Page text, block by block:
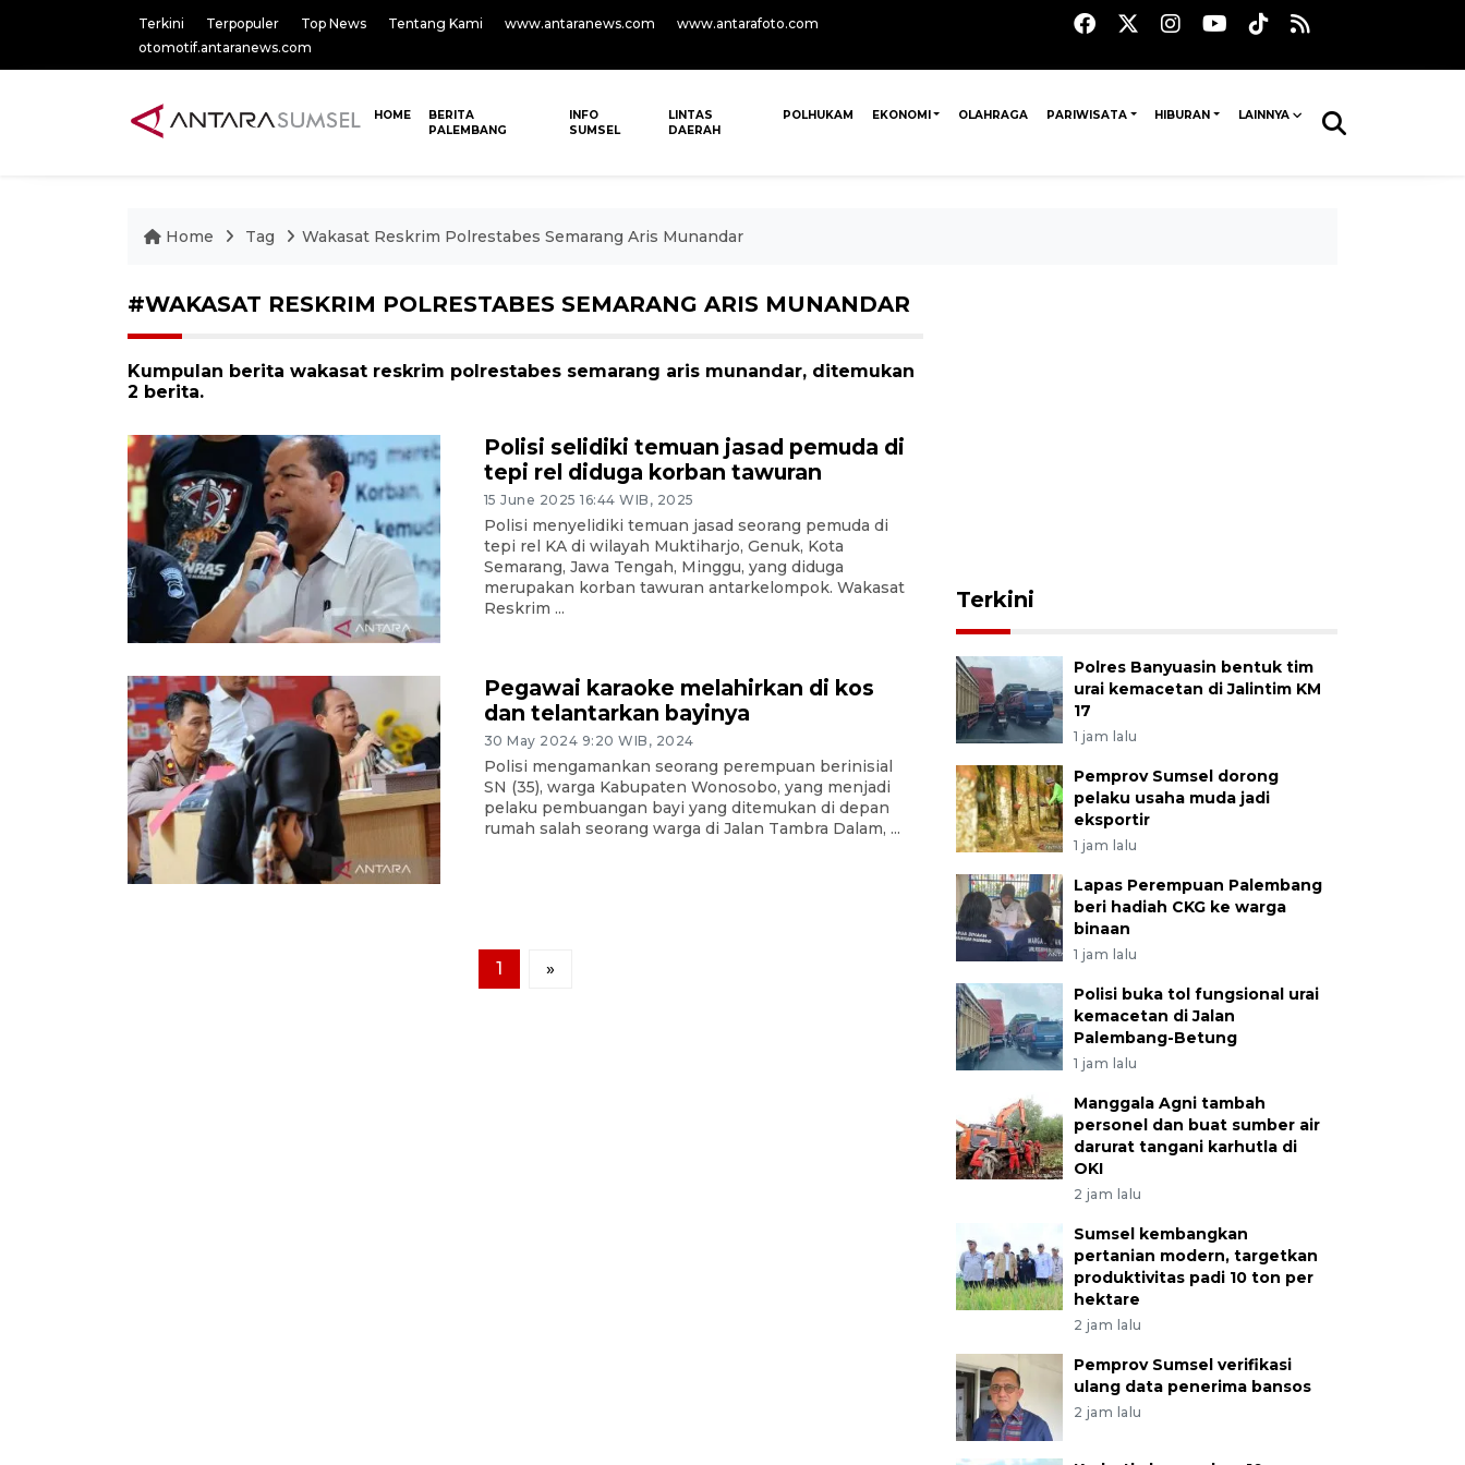
Terkini Terpopuler Top News Tentang Kami www.antaranews.com
www.antarafoto.com
otomotif.antaranews.com
HOME
BERITA
PALEMBANG
INFO
SUMSEL
LINTAS
DAERAH
POLHUKAM EKONOMI OLAHRAGA PARIWISATA HIBURAN LAINNYA
Home Tag Wakasat Reskrim Polrestabes Semarang Aris Munandar
#WAKASAT RESKRIM POLRESTABES SEMARANG ARIS MUNANDAR
Kumpulan berita wakasat reskrim polrestabes semarang aris munandar, ditemukan
2 berita.
Polisi selidiki temuan jasad pemuda di
tepi rel diduga korban tawuran
15 June 2025 16:44 WIB, 2025
Polisi menyelidiki temuan jasad seorang pemuda di
tepi rel KA di wilayah Muktiharjo, Genuk, Kota
Semarang, Jawa Tengah, Minggu, yang diduga
merupakan korban tawuran antarkelompok. Wakasat
Reskrim ...
Pegawai karaoke melahirkan di kos
dan telantarkan bayinya
30 May 2024 9:20 WIB, 2024
Polisi mengamankan seorang perempuan berinisial
SN (35), warga Kabupaten Wonosobo, yang menjadi
pelaku pembuangan bayi yang ditemukan di depan
rumah salah seorang warga di Jalan Tambra Dalam, ...
1 »
Terkini
Polres Banyuasin bentuk tim
urai kemacetan di Jalintim KM
17
1 jam lalu
Pemprov Sumsel dorong
pelaku usaha muda jadi
eksportir
1 jam lalu
Lapas Perempuan Palembang
beri hadiah CKG ke warga
binaan
1 jam lalu
Polisi buka tol fungsional urai
kemacetan di Jalan
Palembang-Betung
1 jam lalu
Manggala Agni tambah
personel dan buat sumber air
darurat tangani karhutla di
OKI
2 jam lalu
Sumsel kembangkan
pertanian modern, targetkan
produktivitas padi 10 ton per
hektare
2 jam lalu
Pemprov Sumsel verifikasi
ulang data penerima bansos
2 jam lalu